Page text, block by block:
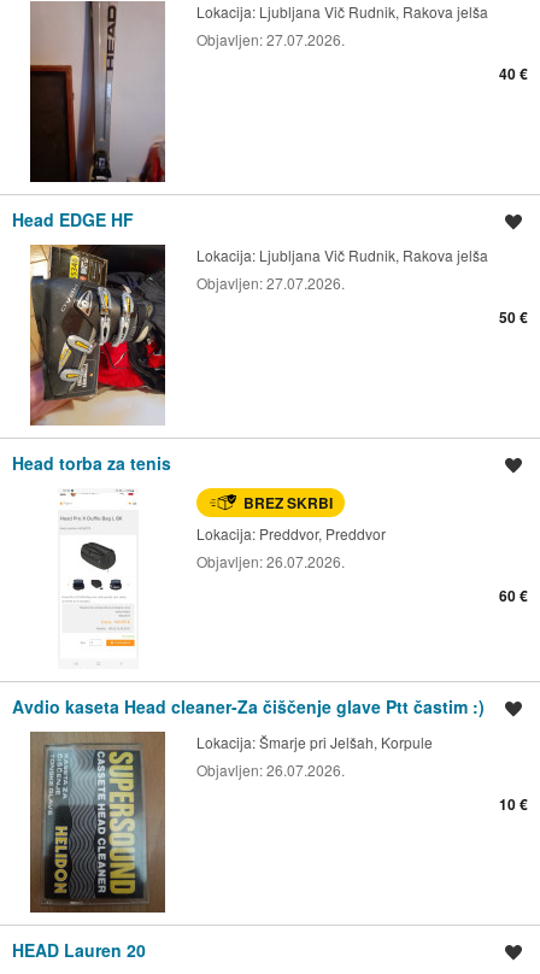
Lokacija: Ljubljana Vič Rudnik, Rakova jelša
Objavljen:27.07.2026.
40 €
Head EDGE HF
Lokacija: Ljubljana Vič Rudnik, Rakova jelša
Objavljen:27.07.2026.
50 €
Head torba za tenis
BREZ SKRBI
Lokacija: Preddvor, Preddvor
Objavljen:26.07.2026.
60 €
Avdio kaseta Head cleaner-Za čiščenje glave Ptt častim :)
Lokacija:Šmarje pri Jelšah, Korpule
Objavljen:26.07.2026.
10 €
HEAD Lauren 20